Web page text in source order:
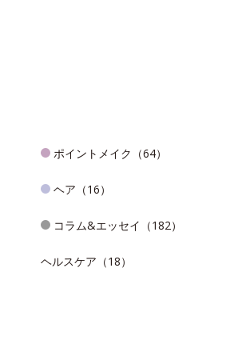
ポイントメイク（64）
ヘア（16）
コラム&エッセイ（182）
ヘルスケア（18）